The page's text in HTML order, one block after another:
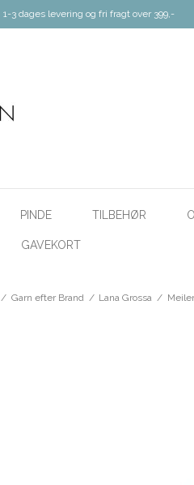
1-3 dages levering og fri fragt over 399,-
PINDE TILBEHØR
GAVEKORT
/ Garn efter Brand / Lana Grossa /